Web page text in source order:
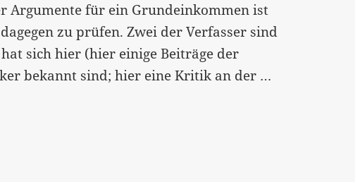
Argumente für ein Grundeinkommen ist
zu prüfen. Zwei der Verfasser sind
sich hier (hier einige Beiträge der
bekannt sind; hier eine Kritik an der …